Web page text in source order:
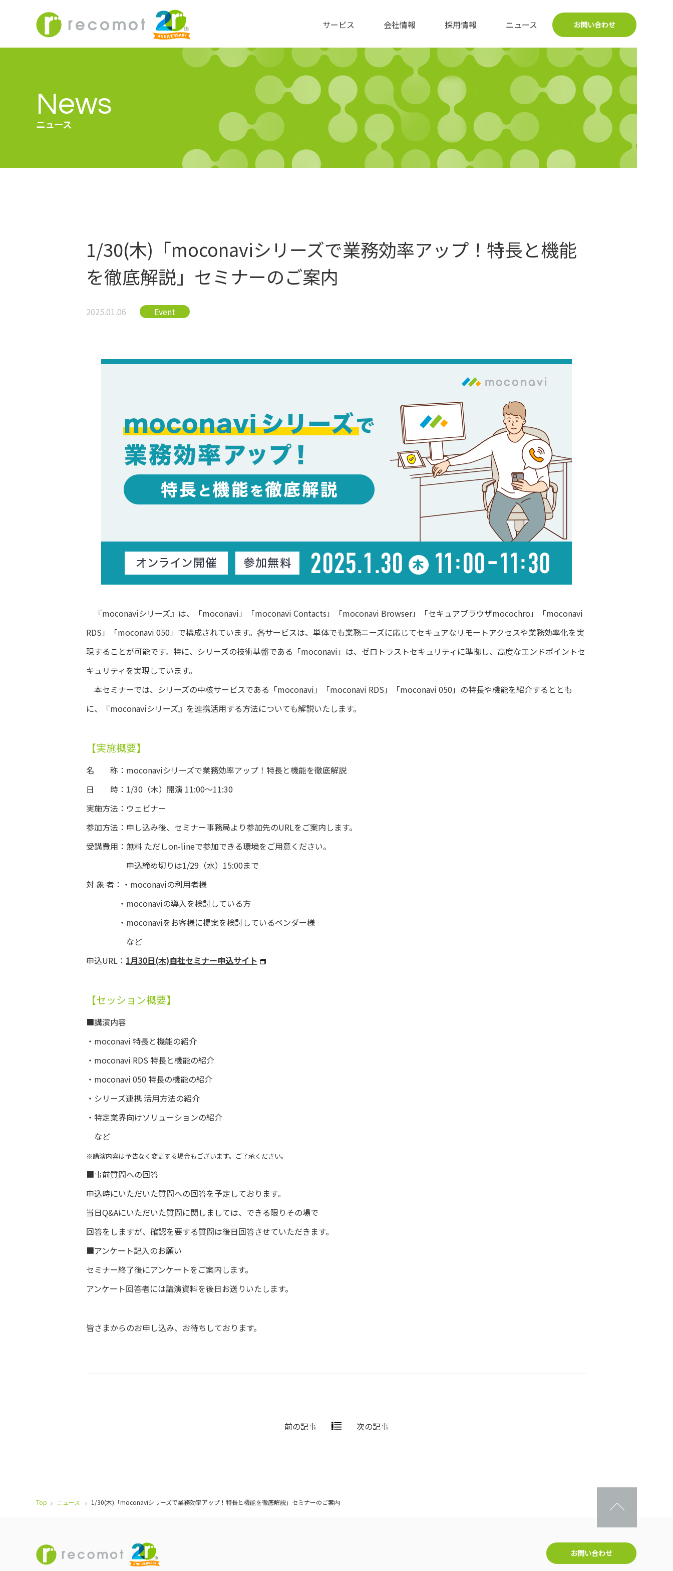
サービス 会社情報 採用情報 ニュース お問い合わせ
News
ニュース
1/30(木)「moconaviシリーズで業務効率アップ！特長と機能
を徹底解説」セミナーのご案内
2025.01.06 Event
『moconaviシリーズ』は、「moconavi」「moconavi Contacts」「moconavi Browser」「セキュアブラウザmocochro」「moconavi
RDS」「moconavi 050」で構成されています。各サービスは、単体でも業務ニーズに応じてセキュアなリモートアクセスや業務効率化を実
現することが可能です。特に、シリーズの技術基盤である「moconavi」は、ゼロトラストセキュリティに準拠し、高度なエンドポイントセ
キュリティを実現しています。
本セミナーでは、シリーズの中核サービスである「moconavi」「moconavi RDS」「moconavi 050」の特長や機能を紹介するととも
に、『moconaviシリーズ』を連携活用する方法についても解説いたします。
【実施概要】
名 称：moconaviシリーズで業務効率アップ！特長と機能を徹底解説
日 時：1/30（木）開演 11:00～11:30
実施方法：ウェビナー
参加方法：申し込み後、セミナー事務局より参加先のURLをご案内します。
受講費用：無料 ただしon-lineで参加できる環境をご用意ください。
申込締め切りは1/29（水）15:00まで
対 象 者：・moconaviの利用者様
・moconaviの導入を検討している方
・moconaviをお客様に提案を検討しているベンダー様
など
申込URL： 1月30日(木)自社セミナー申込サイト
【セッション概要】
■講演内容
・moconavi 特長と機能の紹介
・moconavi RDS 特長と機能の紹介
・moconavi 050 特長の機能の紹介
・シリーズ連携 活用方法の紹介
・特定業界向けソリューションの紹介
など
※講演内容は予告なく変更する場合もございます。ご了承ください。
■事前質問への回答
申込時にいただいた質問への回答を予定しております。
当日Q&Aにいただいた質問に関しましては、できる限りその場で
回答をしますが、確認を要する質問は後日回答させていただきます。
■アンケート記入のお願い
セミナー終了後にアンケートをご案内します。
アンケート回答者には講演資料を後日お送りいたします。
皆さまからのお申し込み、お待ちしております。
前の記事 次の記事
Top ニュース 1/30(木)「moconaviシリーズで業務効率アップ！特長と機能を徹底解説」セミナーのご案内
お問い合わせ